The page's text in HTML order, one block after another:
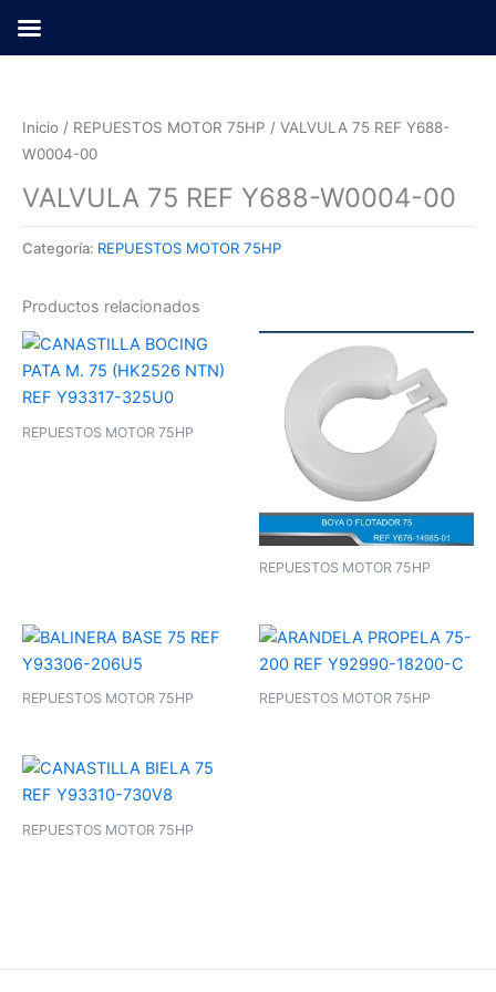
Inicio / REPUESTOS MOTOR 75HP / VALVULA 75 REF Y688-
W0004-00
VALVULA 75 REF Y688-W0004-00
Categoría: REPUESTOS MOTOR 75HP
Productos relacionados
REPUESTOS MOTOR 75HP
REPUESTOS MOTOR 75HP
REPUESTOS MOTOR 75HP REPUESTOS MOTOR 75HP
REPUESTOS MOTOR 75HP